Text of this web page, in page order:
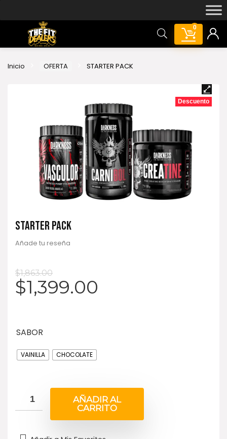
0
Inicio OFERTA STARTER PACK
Descuento
STARTER PACK
Añade tu reseña
$1,863.00
$1,399.00
SABOR
VAINILLA CHOCOLATE
AÑADIR AL
CARRITO